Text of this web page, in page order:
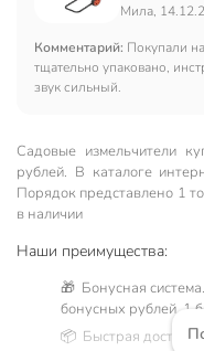
Мила,
Комментарий: Покупали
тщательно упаковано,
звук сильный.
Садовые измельчители
рублей. В каталоге
Порядок представлено 1
в наличии
Наши преимущества:
🎁 Бонусная
бонусных рублей, 1
📦 Быстрая